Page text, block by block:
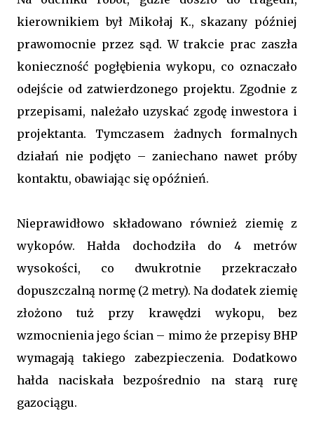
kierownikiem był Mikołaj K., skazany później
prawomocnie przez sąd. W trakcie prac zaszła
konieczność pogłębienia wykopu, co oznaczało
odejście od zatwierdzonego projektu. Zgodnie z
przepisami, należało uzyskać zgodę inwestora i
projektanta. Tymczasem żadnych formalnych
działań nie podjęto – zaniechano nawet próby
kontaktu, obawiając się opóźnień.
Nieprawidłowo składowano również ziemię z
wykopów. Hałda dochodziła do 4 metrów
wysokości, co dwukrotnie przekraczało
dopuszczalną normę (2 metry). Na dodatek ziemię
złożono tuż przy krawędzi wykopu, bez
wzmocnienia jego ścian – mimo że przepisy BHP
wymagają takiego zabezpieczenia. Dodatkowo
hałda naciskała bezpośrednio na starą rurę
gazociągu.